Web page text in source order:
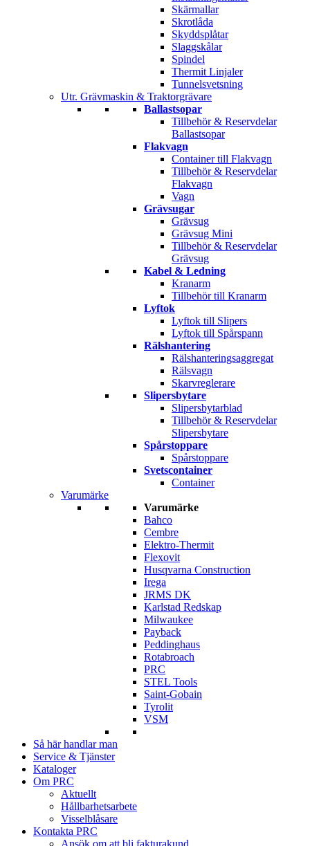
Skärmallar
Skrotlåda
Skyddsplåtar
Slaggskålar
Spindel
Thermit Linjaler
Tunnelsvetsning
Utr. Grävmaskin & Traktorgrävare
Ballastsopar
Tillbehör & Reservdelar
Ballastsopar
Flakvagn
Container till Flakvagn
Tillbehör & Reservdelar
Flakvagn
Vagn
Grävsugar
Grävsug
Grävsug Mini
Tillbehör & Reservdelar
Grävsug
Kabel & Ledning
Kranarm
Tillbehör till Kranarm
Lyftok
Lyftok till Slipers
Lyftok till Spårspann
Rälshantering
Rälshanteringsaggregat
Rälsvagn
Skarvreglerare
Slipersbytare
Slipersbytarblad
Tillbehör & Reservdelar
Slipersbytare
Spårstoppare
Spårstoppare
Svetscontainer
Container
Varumärke
Varumärke
Bahco
Cembre
Elektro-Thermit
Flexovit
Husqvarna Construction
Irega
JRMS DK
Karlstad Redskap
Milwaukee
Payback
Peddinghaus
Rotabroach
PRC
STEL Tools
Saint-Gobain
Tyrolit
VSM
Så här handlar man
Service & Tjänster
Kataloger
Om PRC
Aktuellt
Hållbarhetsarbete
Visselblåsare
Kontakta PRC
Ansök om att bli fakturakund